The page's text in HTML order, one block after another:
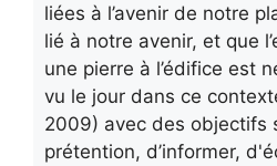
liées à l’avenir de notre
lié à notre avenir, et que
une pierre à l’édifice est
vu le jour dans ce
2009) avec des objectifs
prétention, d’informer,